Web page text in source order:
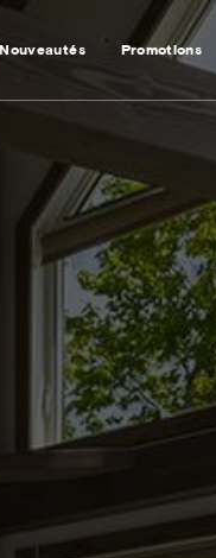
Nouveautés Promotions